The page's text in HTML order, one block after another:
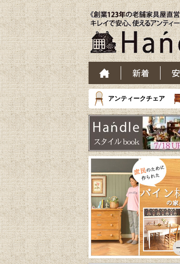
アンティークチェア